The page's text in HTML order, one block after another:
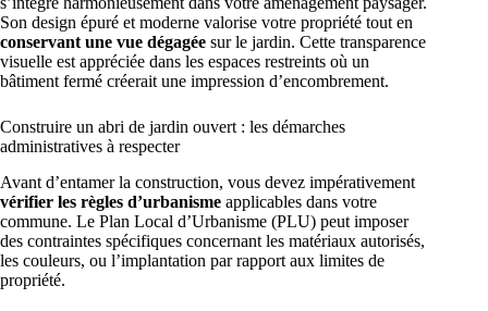
Son design épuré et moderne valorise votre propriété tout en
conservant une vue dégagée sur le jardin. Cette transparence
visuelle est appréciée dans les espaces restreints où un
bâtiment fermé créerait une impression d’encombrement.
Construire un abri de jardin ouvert : les démarches
administratives à respecter
Avant d’entamer la construction, vous devez impérativement
vérifier les règles d’urbanisme applicables dans votre
commune. Le Plan Local d’Urbanisme (PLU) peut imposer
des contraintes spécifiques concernant les matériaux autorisés,
les couleurs, ou l’implantation par rapport aux limites de
propriété.